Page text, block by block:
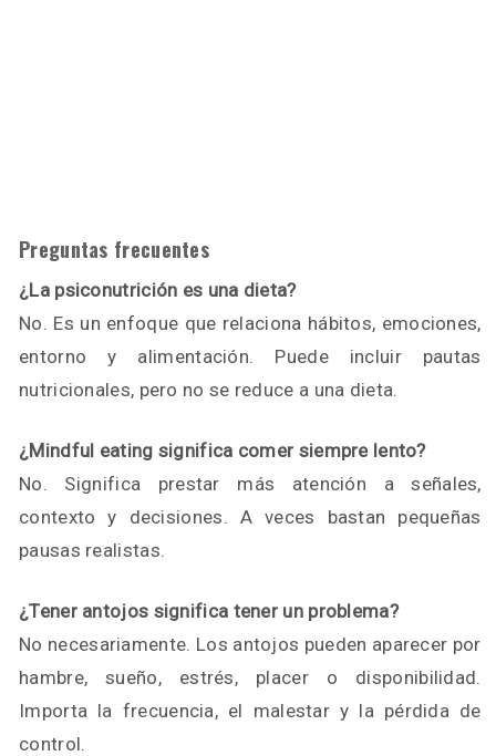
Preguntas frecuentes
¿La psiconutrición es una dieta?
No. Es un enfoque que relaciona hábitos, emociones,
entorno y alimentación. Puede incluir pautas
nutricionales, pero no se reduce a una dieta.
¿Mindful eating significa comer siempre lento?
No. Significa prestar más atención a señales,
contexto y decisiones. A veces bastan pequeñas
pausas realistas.
¿Tener antojos significa tener un problema?
No necesariamente. Los antojos pueden aparecer por
hambre, sueño, estrés, placer o disponibilidad.
Importa la frecuencia, el malestar y la pérdida de
control.